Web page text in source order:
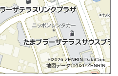
©2026 ZENRIN DataCom
地図データ©2026 ZENRIN